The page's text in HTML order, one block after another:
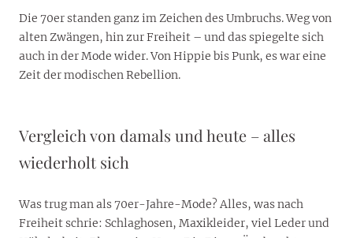
Die 70er standen ganz im Zeichen des Umbruchs. Weg von
alten Zwängen, hin zur Freiheit – und das spiegelte sich
auch in der Mode wider. Von Hippie bis Punk, es war eine
Zeit der modischen Rebellion.
Vergleich von damals und heute – alles
wiederholt sich
Was trug man als 70er-Jahre-Mode? Alles, was nach
Freiheit schrie: Schlaghosen, Maxikleider, viel Leder und